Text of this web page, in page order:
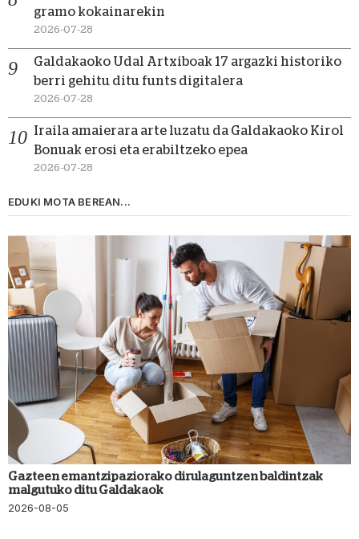
gramo kokainarekin
2026-07-28
Galdakaoko Udal Artxiboak 17 argazki historiko
berri gehitu ditu funts digitalera
2026-07-28
Iraila amaierara arte luzatu da Galdakaoko Kirol
Bonuak erosi eta erabiltzeko epea
2026-07-28
EDUKI MOTA BEREAN...
Gazteen emantzipaziorako dirulaguntzen baldintzak
malgutuko ditu Galdakaok
2026-08-05